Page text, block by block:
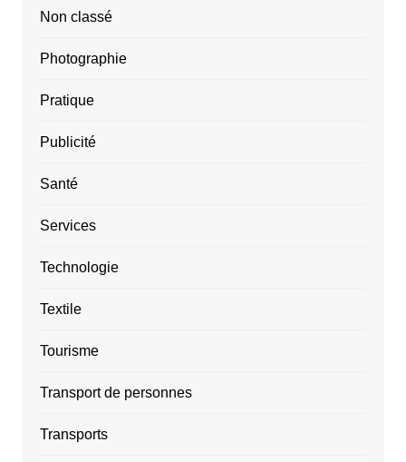
Non classé
Photographie
Pratique
Publicité
Santé
Services
Technologie
Textile
Tourisme
Transport de personnes
Transports